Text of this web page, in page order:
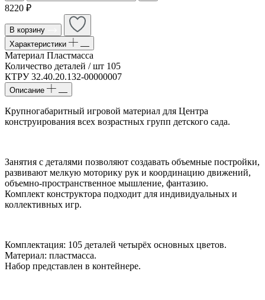
8220 ₽
В корзину
Характеристики
Материал Пластмасса
Количество деталей / шт 105
КТРУ 32.40.20.132-00000007
Описание
Крупногабаритный игровой материал для Центра
конструирования всех возрастных групп детского сада.
Занятия с деталями позволяют создавать объемные постройки,
развивают мелкую моторику рук и координацию движений,
объемно-пространственное мышление, фантазию.
Комплект конструктора подходит для индивидуальных и
коллективных игр.
Комплектация: 105 деталей четырёх основных цветов.
Материал: пластмасса.
Набор представлен в контейнере.